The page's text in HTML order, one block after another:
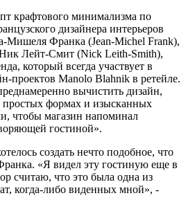
крафтового минимализма по
дизайнера интерьеров
Мишеля Франка (Jean-Michel Frank),
Ник Лейт-Смит (Nick Leith-Smith),
который всегда участвует в
проектов Manolo Blahnik в ретейле.
вычистить дизайн,
простых формах и изысканных
чтобы магазин напоминал
гостиной».
создать нечто подобное, что
«Я видел эту гостиную еще в
считаю, что это была одна из
когда-либо виденных мной», -